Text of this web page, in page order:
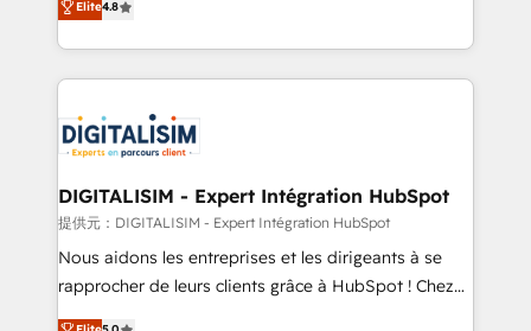
CRM, Solutions Architecture, Onboarding , Data
Migration, Custom Integration & Platform
team of 25+ experts Contact us today to help you
get more from your investment in HubSpot.
maximizing EBITDA and achieving Commercial
Excellence. With our targeted processes, we
strengthen your digital transformation and minimize
Implementation partner, we provide expertise to
drive your business forward. Since 2015 we are fully
dedicated to HubSpot and with an experienced
team (50+), we work with reputable companies in
B2B sectors such as manufacturing, SaaS and
business services. We prepare a customized
Elite4.8
DIGITALISIM - Expert Intégration HubSpot
提供元：DIGITALISIM - Expert Intégration HubSpot
Nous aidons les entreprises et les dirigeants à se
rapprocher de leurs clients grâce à HubSpot ! Chez
DIGITALISIM, nous avons l'intime conviction que la